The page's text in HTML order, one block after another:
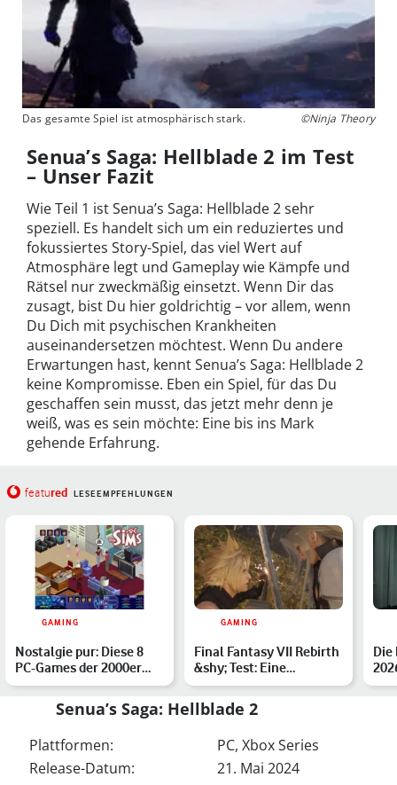
Das gesamte Spiel ist atmosphärisch stark. ©Ninja Theory
Senua’s Saga: Hellblade 2 im Test
– Unser Fazit
Wie Teil 1 ist Senua’s Saga: Hellblade 2 sehr
speziell. Es handelt sich um ein reduziertes und
fokussiertes Story-Spiel, das viel Wert auf
Atmosphäre legt und Gameplay wie Kämpfe und
Rätsel nur zweckmäßig einsetzt. Wenn Dir das
zusagt, bist Du hier goldrichtig – vor allem, wenn
Du Dich mit psychischen Krankheiten
auseinandersetzen möchtest. Wenn Du andere
Erwartungen hast, kennt Senua’s Saga: Hellblade 2
keine Kompromisse. Eben ein Spiel, für das Du
geschaffen sein musst, das jetzt mehr denn je
weiß, was es sein möchte: Eine bis ins Mark
gehende Erfahrung.
featured LESEEMPFEHLUNGEN
GAMING
Nostalgie pur: Diese 8
PC-Games der 2000er
haben wir gerne gezock…
GAMING
Final Fantasy VII Rebirth
&shy; Test: Eine
gelungene
Wiedergeburt…
Die
Senua’s Saga: Hellblade 2
Plattformen:
PC, Xbox Series
Release-Datum:
21. Mai 2024